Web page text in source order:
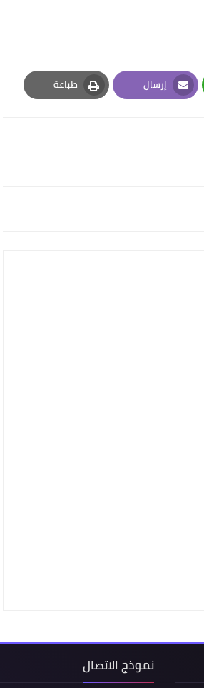
إرسال
Email
طباعة
Print
نموذج الاتصال